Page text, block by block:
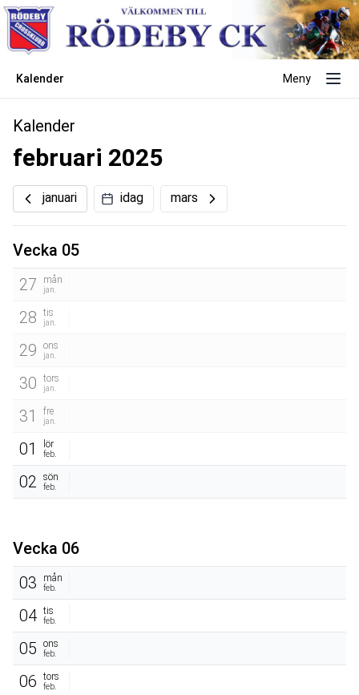
Kalender Meny
Kalender
februari 2025
januari idag mars
Vecka 05
27
mån
jan.
28 tis
jan.
29 ons
jan.
30 tors
jan.
31 fre
jan.
01 lör
feb.
02 sön
feb.
Vecka 06
03
mån
feb.
04 tis
feb.
05 ons
feb.
06 tors
feb.